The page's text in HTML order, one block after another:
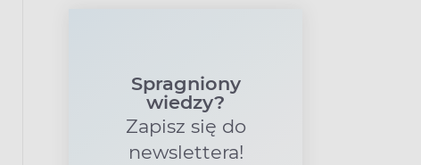
Spragniony
wiedzy?
Zapisz się do
newslettera!